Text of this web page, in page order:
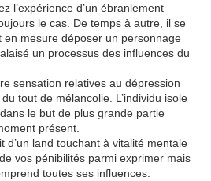
l’expérience d’un ébranlement
le cas. De temps à autre, il se
en mesure déposer un personnage
un processus des influences du
sensation relatives au dépression
tout de mélancolie. L’individu isole
le but de plus grande partie
présent.
d’un land touchant à vitalité mentale
vos pénibilités parmi exprimer mais
toutes ses influences.